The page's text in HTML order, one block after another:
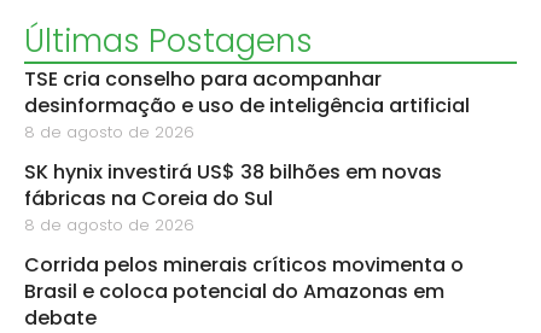
Últimas Postagens
TSE cria conselho para acompanhar
desinformação e uso de inteligência artificial
8 de agosto de 2026
SK hynix investirá US$ 38 bilhões em novas
fábricas na Coreia do Sul
8 de agosto de 2026
Corrida pelos minerais críticos movimenta o
Brasil e coloca potencial do Amazonas em
debate